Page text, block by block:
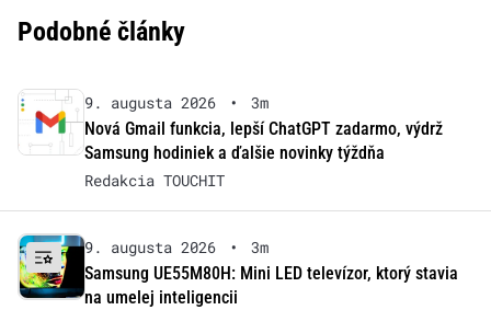
Podobné články
9. augusta 2026 •
3m
Nová Gmail funkcia, lepší ChatGPT zadarmo, výdrž
Samsung hodiniek a ďalšie novinky týždňa
Redakcia TOUCHIT
9. augusta 2026 •
3m
Samsung UE55M80H: Mini LED televízor, ktorý stavia
na umelej inteligencii